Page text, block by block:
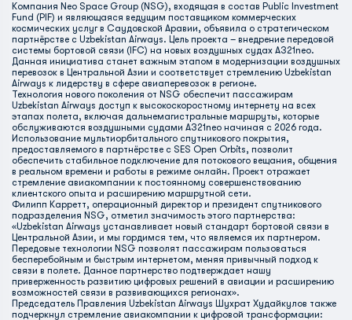
Компания Neo Space Group (NSG), входящая в состав Public Investment
Fund (PIF) и являющаяся ведущим поставщиком коммерческих
космических услуг в Саудовской Аравии, объявила о стратегическом
партнёрстве с Uzbekistan Airways. Цель проекта – внедрение передовой
системы бортовой связи (IFC) на новых воздушных судах A321neo.
Данная инициатива станет важным этапом в модернизации воздушных
перевозок в Центральной Азии и соответствует стремлению Uzbekistan
Airways к лидерству в сфере авиаперевозок в регионе.
Технология нового поколения от NSG обеспечит пассажирам
Uzbekistan Airways доступ к высокоскоростному интернету на всех
этапах полета, включая дальнемагистральные маршруты, которые
обслуживаются воздушными судами A321neo начиная с 2026 года.
Использование мультиорбитального спутникового покрытия,
предоставляемого в партнёрстве с SES Open Orbits, позволит
обеспечить стабильное подключение для потокового вещания, общения
в реальном времени и работы в режиме онлайн. Проект отражает
стремление авиакомпании к постоянному совершенствованию
клиентского опыта и расширению маршрутной сети.
Филипп Карретт, операционный директор и президент спутникового
подразделения NSG, отметил значимость этого партнерства:
«Uzbekistan Airways устанавливает новый стандарт бортовой связи в
Центральной Азии, и мы гордимся тем, что являемся их партнером.
Передовые технологии NSG позволят пассажирам пользоваться
бесперебойным и быстрым интернетом, меняя привычный подход к
связи в полете. Данное партнерство подтверждает нашу
приверженность развитию цифровых решений в авиации и расширению
возможностей связи в развивающихся регионах».
Председатель Правления Uzbekistan Airways Шухрат Худайкулов также
подчеркнул стремление авиакомпании к цифровой трансформации: